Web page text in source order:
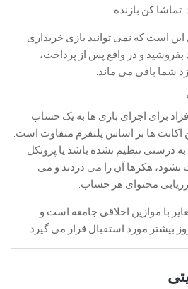
کن بازنده
است که نمی توانید بازی خریداری
و در واقع پس از پرداخت،
شما باقی می ماند.
برای اجرای بازی ها به یک حساب
اکانت ها بر اساس پلتفرم متفاوت است.
درستی تنظیم نشده باشد یا پروتکل
نشود، هکرها آن را می دزدند و می
محتوای هر حساب.
با موازین اخلاقی جامعه است و
بیشتر مورد استقبال قرار می گیرد.